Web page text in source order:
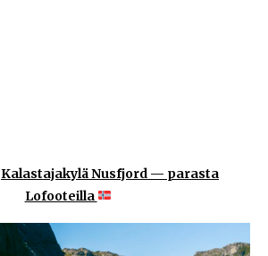
Kalastajakylä Nusfjord — parasta
Lofooteilla